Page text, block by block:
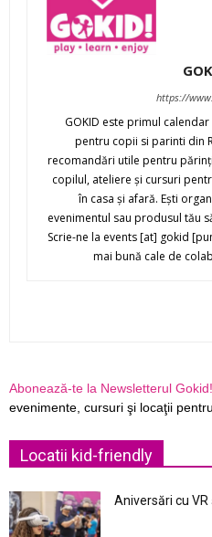
https://
GOKID este primul
pentru copii si parinti din
recomandări utile pentru
copilul, ateliere şi cursuri
în casa şi afară. Eşti
evenimentul sau produsul tău
Scrie-ne la events [at] gokid
mai bună cale de
Abonează-te la Newsletterul Gokid!
evenimente, cursuri şi locaţii
Locatii kid-friendly
Aniversări cu